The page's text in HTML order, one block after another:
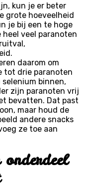
kun je er beter
grote hoeveelheid
je bij een te hoge
veel paranoten
daarom om
tot drie paranoten
binnen,
zijn paranoten vrij
bevatten. Dat past
maar houd de
andere snacks
ze toe aan